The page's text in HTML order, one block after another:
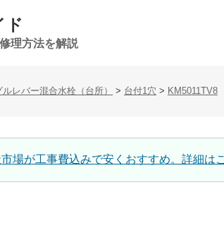
ド
理方法を解説
ルレバー混合水栓（台所） > 台付1穴 > KM5011TV8
場が工事費込みで安くおすすめ。詳細は